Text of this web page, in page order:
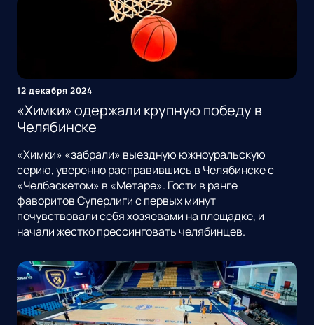
12 декабря 2024
«Химки» одержали крупную победу в
Челябинске
«Химки» «забрали» выездную южноуральскую
серию, уверенно расправившись в Челябинске с
«Челбаскетом» в «Метаре». Гости в ранге
фаворитов Суперлиги с первых минут
почувствовали себя хозяевами на площадке, и
начали жестко прессинговать челябинцев.